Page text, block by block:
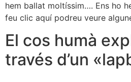
hem ballat moltíssim…. Ens ho
feu clic aquí podreu veure
El cos humà
través d’un